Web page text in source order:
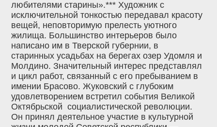
любителями старины».*** Художник с
исключительной тонкостью передавал красоту
вещей, неповторимую прелесть уютного
жилища. Большинство интерьеров было
написано им в Тверской губернии, в
старинных усадьбах на берегах озер Удомля и
Молдино. Значительный интерес представлял
и цикл работ, связанный с его пребыванием в
имении Брасово. Жуковский с глубоким
удовлетворением встретил события Великой
Октябрьской социалистической революции.
Он принял деятельное участие в культурной